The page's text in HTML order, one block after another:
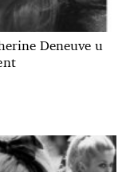
Deneuve u